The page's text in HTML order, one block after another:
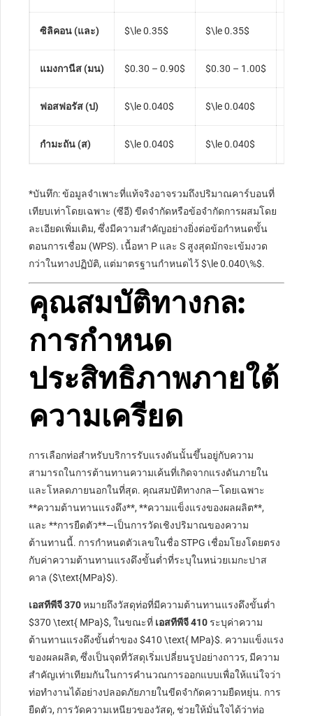
ซิลิคอน (และ) $\le 0.35$ $\le 0.35$
แมงกานีส (มน) $0.30 – 0.90$ $0.30 – 1.00$
ฟอสฟอรัส (ป) $\le 0.040$ $\le 0.040$
กำมะถัน (ส) $\le 0.040$ $\le 0.040$
*บันทึก: ข้อมูลจำเพาะที่แท้จริงอาจรวมถึงปริมาณคาร์บอนที่
เทียบเท่าโดยเฉพาะ (ซีอี) ขีดจำกัดหรือข้อจำกัดการผสมโดย
ละเอียดเพิ่มเติม, ซึ่งมีความสำคัญอย่างยิ่งต่อข้อกำหนดขั้น
ตอนการเชื่อม (WPS). เนื้อหา P และ S สูงสุดมักจะเข้มงวด
กว่าในทางปฏิบัติ, แต่มาตรฐานกำหนดไว้$\le 0.040\%$.
คุณสมบัติทางกล:
การกำหนด
ประสิทธิภาพภายใต้
ความเครียด
การเลือกท่อสำหรับบริการรับแรงดันนั้นขึ้นอยู่กับความ
สามารถในการต้านทานความเค้นที่เกิดจากแรงดันภายใน
และโหลดภายนอกในที่สุด. คุณสมบัติทางกล—โดยเฉพาะ
**ความต้านทานแรงดึง**, **ความแข็งแรงของผลผลิต**,
และ **การยืดตัว**—เป็นการวัดเชิงปริมาณของความ
ต้านทานนี้. การกำหนดตัวเลขในชื่อ STPG เชื่อมโยงโดยตรง
กับค่าความต้านทานแรงดึงขั้นต่ำที่ระบุในหน่วยเมกะปาส
คาล ($\text{MPa}$).
เอสทีพีจี 370หมายถึงวัสดุท่อที่มีความต้านทานแรงดึงขั้นต่ำ
$370 \text{ MPa}$, ในขณะที่ เอสทีพีจี 410 ระบุค่าความ
ต้านทานแรงดึงขั้นต่ำของ$410 \text{ MPa}$. ความแข็งแรง
ของผลผลิต, ซึ่งเป็นจุดที่วัสดุเริ่มเปลี่ยนรูปอย่างถาวร, มีความ
สำคัญเท่าเทียมกันในการคำนวณการออกแบบเพื่อให้แน่ใจว่า
ท่อทำงานได้อย่างปลอดภัยภายในขีดจำกัดความยืดหยุ่น. การ
ยืดตัว, การวัดความเหนียวของวัสดุ, ช่วยให้มั่นใจได้ว่าท่อ